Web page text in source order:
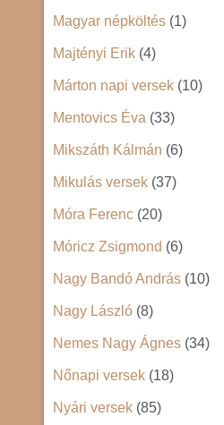
Magyar népköltés (1)
Majtényi Erik (4)
Márton napi versek (10)
Mentovics Éva (33)
Mikszáth Kálmán (6)
Mikulás versek (37)
Móra Ferenc (20)
Móricz Zsigmond (6)
Nagy Bandó András (10)
Nagy László (8)
Nemes Nagy Ágnes (34)
Nőnapi versek (18)
Nyári versek (85)